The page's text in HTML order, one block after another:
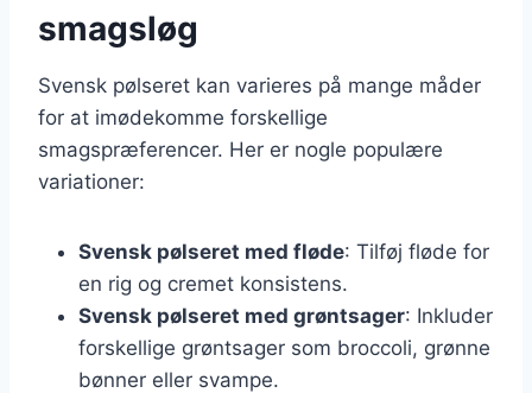
smagsløg
Svensk pølseret kan varieres på mange måder
for at imødekomme forskellige
smagspræferencer. Her er nogle populære
variationer:
Svensk pølseret med fløde: Tilføj fløde for
en rig og cremet konsistens.
Svensk pølseret med grøntsager: Inkluder
forskellige grøntsager som broccoli, grønne
bønner eller svampe.